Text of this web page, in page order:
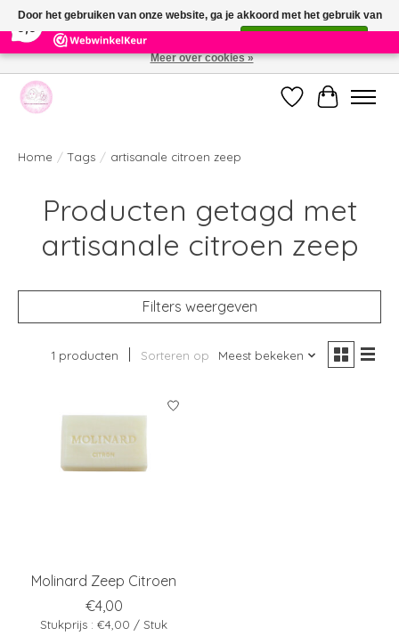
391 Reviews ×
Welkom bij de nieuwe webshop van Parfumerie Marie Rose
Verlanglijst
Home / Tags / artisanale citroen zeep
Producten getagd met
artisanale citroen zeep
Filters weergeven
1 producten Sorteren op Meest bekeken
Molinard Zeep Citroen
€4,00
Stukprijs : €4,00 / Stuk
Door het gebruiken van onze website, ga je akkoord met het gebruik van
cookies om onze website te verbeteren.
Meer over cookies »